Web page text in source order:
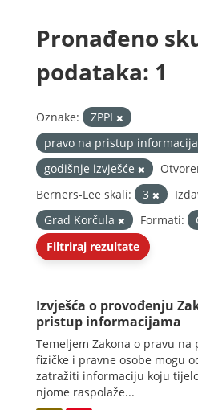
Pronađeno
podataka: 1
Oznake:
ZPPI
pravo na pristup
godišnje izvješće
Berners-Lee skali:
3
Grad Korčula
Formati:
Filtriraj rezultate
Izvješća o provođenju
pristup informacijama
Temeljem Zakona o pravu
fizičke i pravne osobe mogu
zatražiti informaciju koju
njome raspolaže...